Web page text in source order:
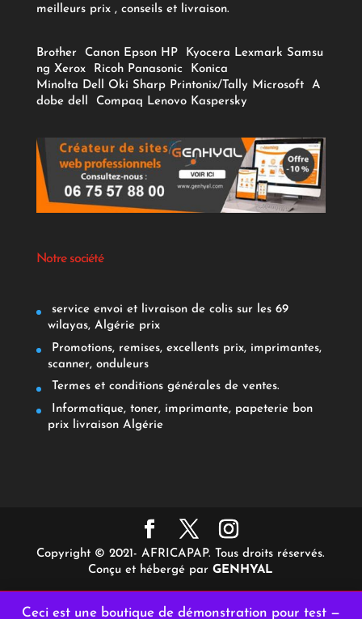
Ceci est une boutique de démonstration pour test —
meilleurs prix , conseils et livraison.
Brother Canon Epson HP Kyocera Lexmark Samsu
ng Xerox Ricoh Panasonic
Konica
Minolta Dell Oki Sharp Printonix/Tally Microsoft
A
dobe dell Compaq Lenovo Kaspersky
Notre société
service envoi et livraison de colis sur les 69
wilayas, Algérie prix
Promotions, remises, excellents prix, imprimantes,
scanner, onduleurs
Termes et conditions générales de ventes.
Informatique, toner, imprimante, papeterie bon
prix livraison Algérie
Copyright © 2021- AFRICAPAP. Tous droits réservés.
Conçu et hébergé parGENHYAL